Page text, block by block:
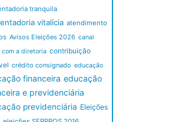
tranquila
vitalícia atendimento
Avisos Eleições 2026 canal
a diretoria contribuição
crédito consignado educação
financeira educação
e previdenciária
previdenciária Eleições